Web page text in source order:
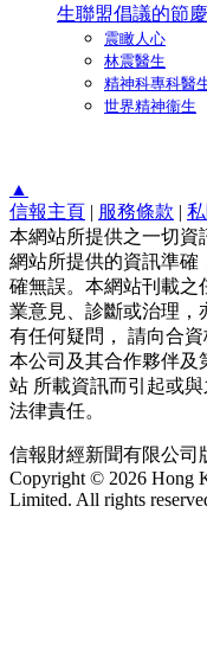
生聯盟倡議的節
震瞰人心
林震醫生
精神科專科醫
世界精神衞生
▲
信報主頁 | 服務條款 |
本網站所提供之一切資
網站所提供的資訊準確
確無誤。本網站刊載之
業意見、診斷或治理，
有任何疑問， 請向合資
本公司及其合作夥伴及
站 所載資訊而引起或
法律責任。
信報財經新聞有限公司
Copyright © 2026 Hong
Limited. All rights